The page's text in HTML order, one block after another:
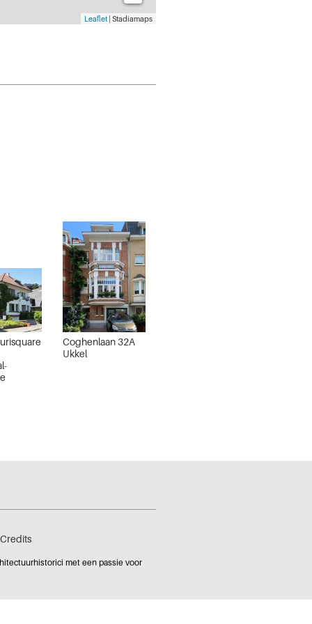
Leaflet | Stadiamaps
Coghenlaan 32A
Ukkel
Credits
met een passie voor